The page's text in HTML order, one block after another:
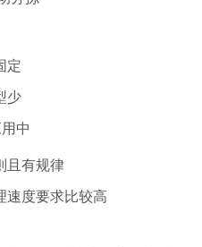
定
少
中
且有规律
速度要求比较高